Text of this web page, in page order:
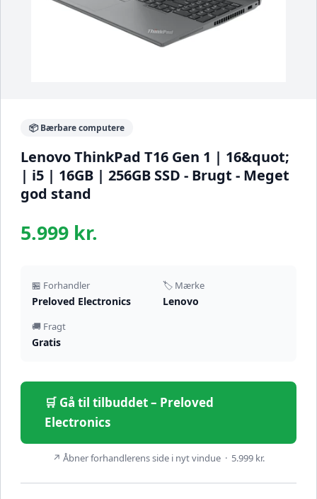
📦 Bærbare computere
Lenovo ThinkPad T16 Gen 1 | 16&quot;
| i5 | 16GB | 256GB SSD - Brugt - Meget
god stand
5.999 kr.
🏪 Forhandler
Preloved Electronics
🏷️ Mærke
Lenovo
🚚 Fragt
Gratis
🛒 Gå til tilbuddet – Preloved
Electronics
↗ Åbner forhandlerens side i nyt vindue · 5.999 kr.